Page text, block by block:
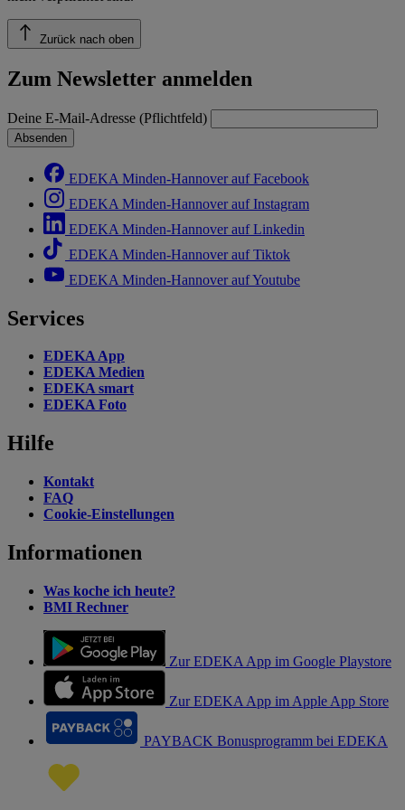
Zurück nach oben
Zum Newsletter anmelden
Deine E-Mail-Adresse (Pflichtfeld)
Absenden
EDEKA Minden-Hannover auf Facebook
EDEKA Minden-Hannover auf Instagram
EDEKA Minden-Hannover auf Linkedin
EDEKA Minden-Hannover auf Tiktok
EDEKA Minden-Hannover auf Youtube
Services
EDEKA App
EDEKA Medien
EDEKA smart
EDEKA Foto
Hilfe
Kontakt
FAQ
Cookie-Einstellungen
Informationen
Was koche ich heute?
BMI Rechner
Zur EDEKA App im Google Playstore
Zur EDEKA App im Apple App Store
PAYBACK Bonusprogramm bei EDEKA